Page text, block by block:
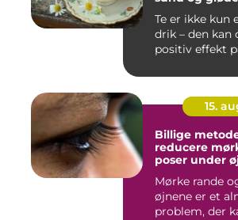
Te er ikke kun
drik – den kan
positiv effekt
15.
Billige
reducere
poser under
Mørke rande
øjnene er et
problem, der